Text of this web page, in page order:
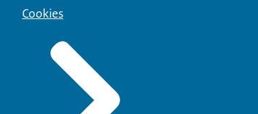
Cookies